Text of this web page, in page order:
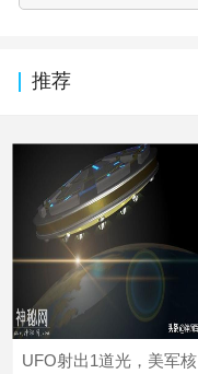
推荐
UFO射出1道光，美军核